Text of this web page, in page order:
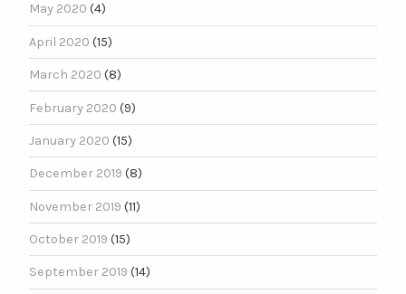
May 2020 (4)
April 2020 (15)
March 2020 (8)
February 2020 (9)
January 2020 (15)
December 2019 (8)
November 2019 (11)
October 2019 (15)
September 2019 (14)